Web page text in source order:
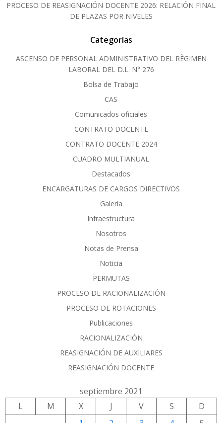
PROCESO DE REASIGNACIÓN DOCENTE 2026: RELACIÓN FINAL
DE PLAZAS POR NIVELES
Categorías
ASCENSO DE PERSONAL ADMINISTRATIVO DEL RÈGIMEN
LABORAL DEL D.L. N° 276
Bolsa de Trabajo
CAS
Comunicados oficiales
CONTRATO DOCENTE
CONTRATO DOCENTE 2024
CUADRO MULTIANUAL
Destacados
ENCARGATURAS DE CARGOS DIRECTIVOS
Galería
Infraestructura
Nosotros
Notas de Prensa
Noticia
PERMUTAS
PROCESO DE RACIONALIZACIÓN
PROCESO DE ROTACIONES
Publicaciones
RACIONALIZACIÓN
REASIGNACIÓN DE AUXILIARES
REASIGNACIÓN DOCENTE
septiembre 2021
L
M X J V S
D